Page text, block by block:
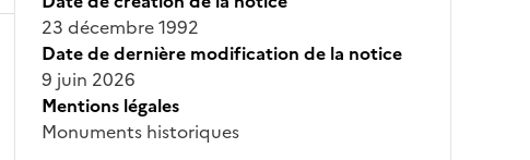
23 décembre 1992
Date de dernière modification de la notice
9 juin 2026
Mentions légales
Monuments historiques